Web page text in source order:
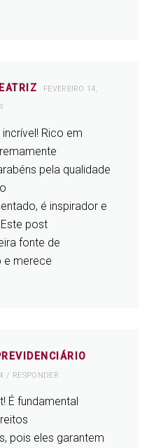
FEVEREIRO 14,
Rico em
pela qualidade
é inspirador e
post
fonte de
e merece
RESPONDER
É fundamental
pois eles garantem